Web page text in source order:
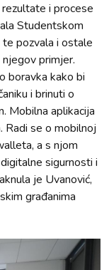
i procese
Studentskom
te pozvala i ostale
primjer.
boravka kako bi
i brinuti o
Mobilna aplikacija
Radi se o mobilnoj
a s njom
sigurnosti i
je Uvanović,
građanima